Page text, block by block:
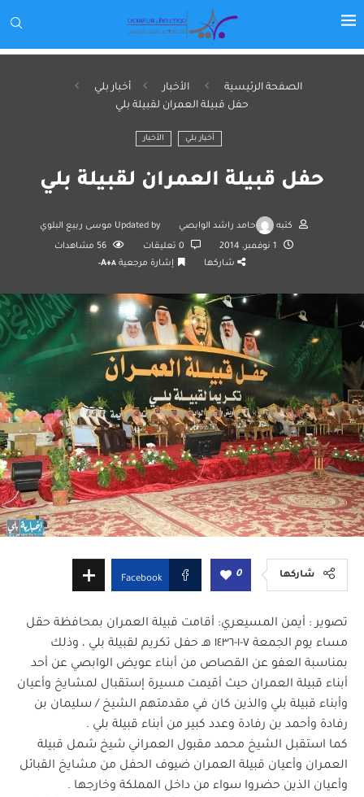
الصفحة الرئيسية الأخبار
أخبار بلي
حفل قبيلة العمران لقبيلة بلي
أخبار بلي الأخبار
حفل قبيلة العمران لقبيلة بلي
كتبه حامد راشد الوابصي Updated by موسى ربيع البلوي
1 نوفمبر، 2014 56 مشاهدات
شاركها
إشارة مرجعية A+A-
شاركها 0
Facebook
تصوير : أيمن المسيعري: أقامت قبيلة العمران بمحافظة حقل
مساء يوم الجمعة ٧-١-١٤٣٦ هـ حفل تكريم لقبيلة بلي ، وذلك
بمناسبة العفو عن القصاص من أبناء عويض الوابصي عن أحد
أبناء قبيلة العمران حيث أقيمت مسيرة إستقبال لمشايخ وأعيان
وأبناء قبيلة بلي والذين كان في مقدمتهم الشيخ / سليمان بن
رفادة وأحمد بن رفادة وعدد كبير من أبناء قبيلة بلي .
كما استقبل الشيخ محمد مقبول العمراني شيخ شمل قبيلة
العمران وأعيان قبيلة العمران ضيوف الحفل من مشايخ القبائل
وأعيان الذين حضروا سواء من داخل المملكة وخارجها .